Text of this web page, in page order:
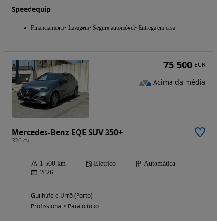
Speedequip
Financiamento Lavagem Seguro automóvel Entrega em casa
Mercedes-Benz EQE SUV 350+
320 cv
1 500 km Elétrico
Automática
2026
Guilhufe e Urrô (Porto)
Profissional • Para o topo
75 500 EUR
Acima da média